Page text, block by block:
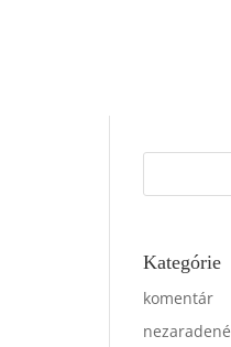
Kategórie
komentár
nezaradené